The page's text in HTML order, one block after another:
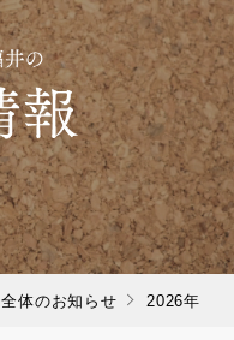
全体のお知らせ 2026年 福